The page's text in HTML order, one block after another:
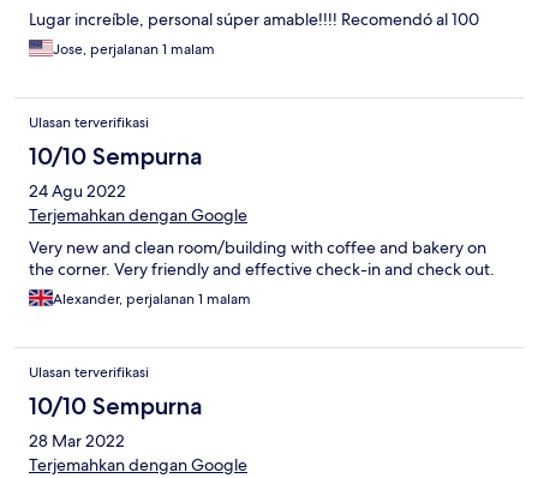
Lugar increíble, personal súper amable!!!! Recomendó al 100
Jose, perjalanan 1 malam
Ulasan terverifikasi
10/10 Sempurna
24 Agu 2022
Terjemahkan dengan Google
Very new and clean room/building with coffee and bakery on
the corner. Very friendly and effective check-in and check out.
Alexander, perjalanan 1 malam
Ulasan terverifikasi
10/10 Sempurna
28 Mar 2022
Terjemahkan dengan Google